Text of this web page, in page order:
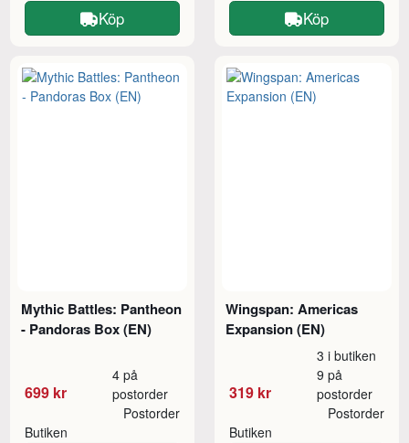
Köp Köp
Mythic Battles: Pantheon
- Pandoras Box (EN)
699 kr
4 på
postorder
Butiken
Postorder
Wingspan: Americas
Expansion (EN)
319 kr
3 i butiken
9 på
postorder
Butiken
Postorder